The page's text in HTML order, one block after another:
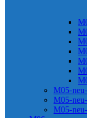
M05-
M05-
M05-